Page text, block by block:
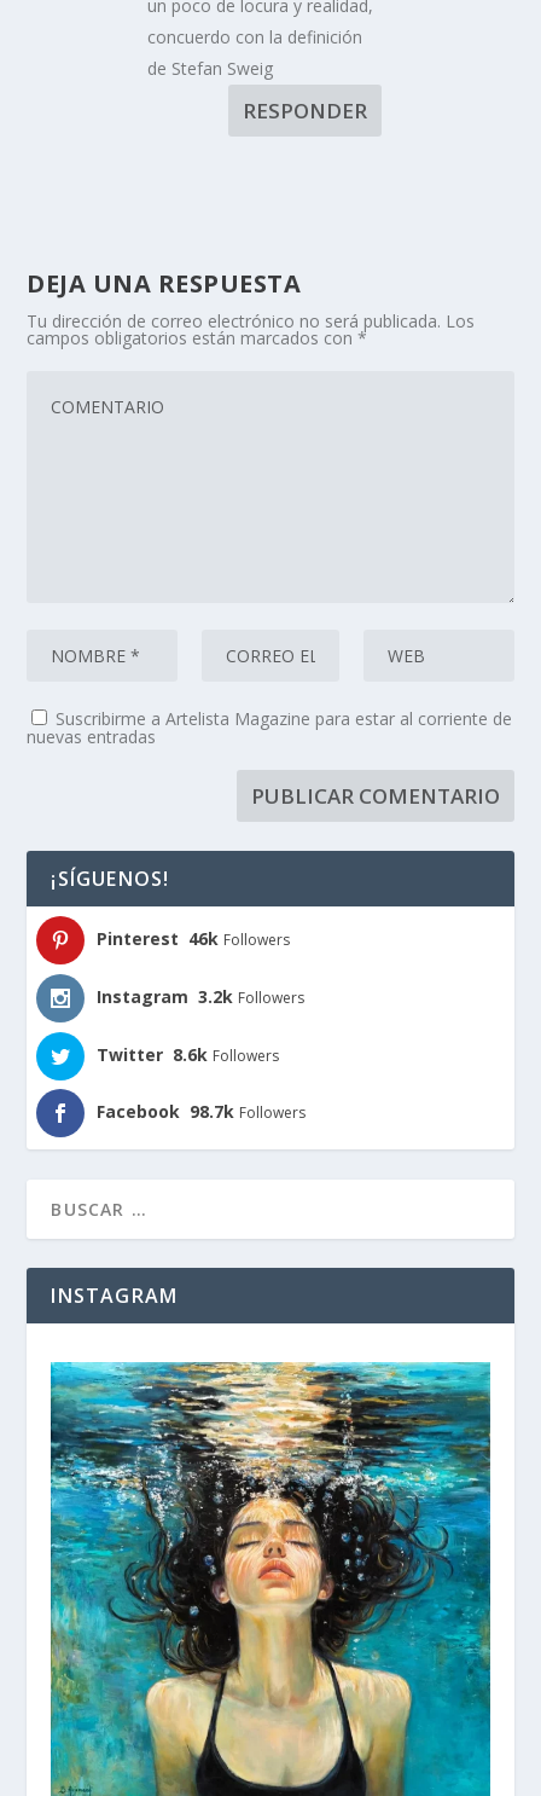
un poco de locura y realidad,
concuerdo con la definición
de Stefan Sweig
RESPONDER
DEJA UNA RESPUESTA
Tu dirección de correo electrónico no será publicada. Los
campos obligatorios están marcados con*
Suscribirme a Artelista Magazine para estar al corriente de
nuevas entradas
¡SÍGUENOS!
Pinterest 46k Followers
Instagram 3.2k Followers
Twitter 8.6k Followers
Facebook 98.7k Followers
INSTAGRAM